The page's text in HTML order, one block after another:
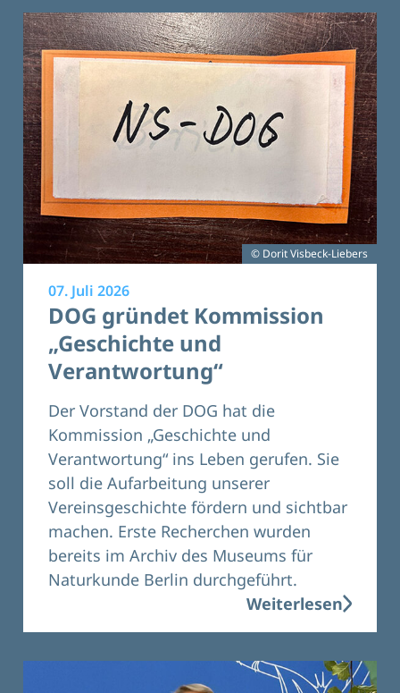
© Dorit Visbeck-Liebers
07. Juli 2026
DOG gründet Kommission
„Geschichte und
Verantwortung“
Der Vorstand der DOG hat die
Kommission „Geschichte und
Verantwortung“ ins Leben gerufen. Sie
soll die Aufarbeitung unserer
Vereinsgeschichte fördern und sichtbar
machen. Erste Recherchen wurden
bereits im Archiv des Museums für
Naturkunde Berlin durchgeführt.
Weiterlesen